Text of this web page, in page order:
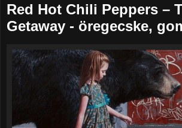
Red Hot Chili Peppers –
Getaway - öregecske,